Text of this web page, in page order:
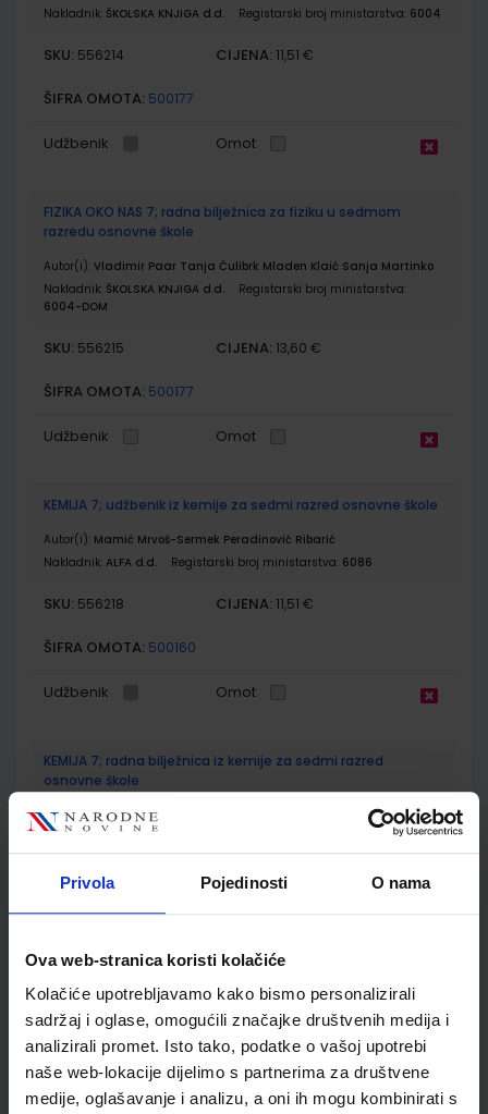
Privola Pojedinosti O nama
Ova web-stranica koristi kolačiće
Kolačiće upotrebljavamo kako bismo personalizirali
sadržaj i oglase, omogućili značajke društvenih medija i
analizirali promet. Isto tako, podatke o vašoj upotrebi
naše web-lokacije dijelimo s partnerima za društvene
medije, oglašavanje i analizu, a oni ih mogu kombinirati s
Nakladnik: ŠKOLSKA KNJIGA d.d. Registarski broj ministarstva: 6004
SKU: 556214 CIJENA: 11,51 €
ŠIFRA OMOTA: 500177
Udžbenik Omot
FIZIKA OKO NAS 7; radna bilježnica za fiziku u sedmom
razredu osnovne škole
Autor(i): Vladimir Paar Tanja Ćulibrk Mladen Klaić Sanja Martinko
Nakladnik: ŠKOLSKA KNJIGA d.d.
Registarski broj ministarstva:
6004-DOM
SKU: 556215 CIJENA: 13,60 €
ŠIFRA OMOTA: 500177
Udžbenik Omot
KEMIJA 7; udžbenik iz kemije za sedmi razred osnovne škole
Autor(i): Mamić Mrvoš-Sermek Peradinović Ribarić
Nakladnik: ALFA d.d. Registarski broj ministarstva: 6086
SKU: 556218 CIJENA: 11,51 €
ŠIFRA OMOTA: 500160
Udžbenik Omot
KEMIJA 7; radna bilježnica iz kemije za sedmi razred
osnovne škole
Autor(i):Mamić Mrvoš-Sermeki Peradinović Ribarić
6086-DOM
SKU:556482 CIJENA:12,00 €
Udžbenik Omot
MOJA ZEMLJA 3; udžbenik iz geografije za sedmi razred
osnovne škole
Autor(i):
Kožul Krpes Samardžić Vukelić